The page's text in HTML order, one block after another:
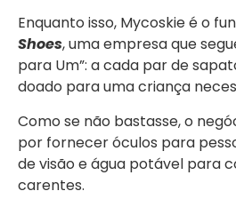
Enquanto isso, Mycoskie é o
Shoes, uma empresa que
para Um”: a cada par de
doado para uma criança
Como se não bastasse, o
por fornecer óculos para
de visão e água potável para
carentes.